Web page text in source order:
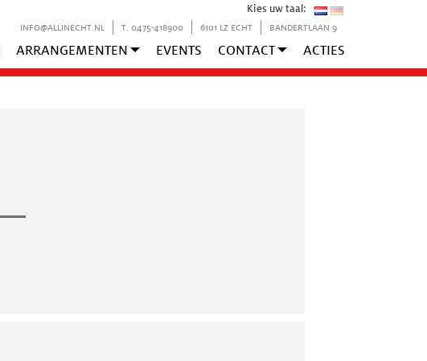
Kies uw taal:
BANDERTLAAN 9
6101 LZ ECHT
T. 0475-418900
INFO@ALLINECHT.NL
ARRANGEMENTEN EVENTS CONTACT ACTIES